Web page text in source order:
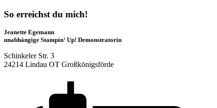
So erreichst du mich!
Jeanette Egemann
unabhängige Stampin‘ Up! Demonstratorin
Schinkeler Str. 3
24214 Lindau OT Großkönigsförde